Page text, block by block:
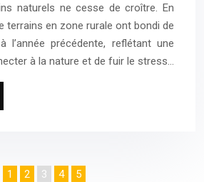
naturels ne cesse de croître. En
terrains en zone rurale ont bondi de
l’année précédente, reflétant une
à la nature et de fuir le stress…
1 2 3 4 5